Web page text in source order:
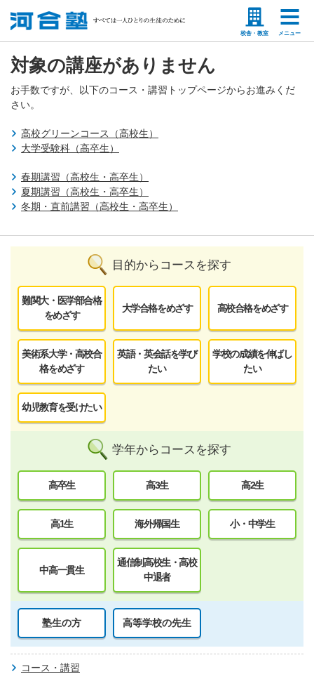
校舎・教室 メニュー
塾生の方 高等学校の先生
対象の講座がありません
お手数ですが、以下のコース・講習トップページからお進みくだ
さい。
高校グリーンコース（高校生）
大学受験科（高卒生）
春期講習（高校生・高卒生）
夏期講習（高校生・高卒生）
冬期・直前講習（高校生・高卒生）
目的からコースを探す
難関大・医学部合格
をめざす
大学合格をめざす 高校合格をめざす
美術系大学・高校合
格をめざす
英語・英会話を学び
たい
学校の成績を伸ばし
たい
幼児教育を受けたい
学年からコースを探す
高卒生 高3生 高2生
高1生 海外帰国生 小・中学生
中高一貫生
通信制高校生・高校
中退者
塾生の方 高等学校の先生
コース・講習